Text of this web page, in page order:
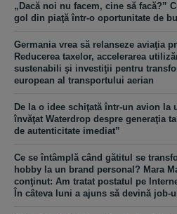
„Dacă noi nu facem, cine să facă?”
gol din piaţă într-o oportunitate de
Germania vrea să relanseze aviaţia
Reducerea taxelor, accelerarea
sustenabili şi investiţii pentru
european al transportului aerian
De la o idee schiţată într-un avion la
învăţat Waterdrop despre generaţia
de autenticitate imediat”
Ce se întâmplă când gătitul se
hobby la un brand personal? Mara
conţinut: Am tratat postatul pe
În câteva luni a ajuns să devină job-